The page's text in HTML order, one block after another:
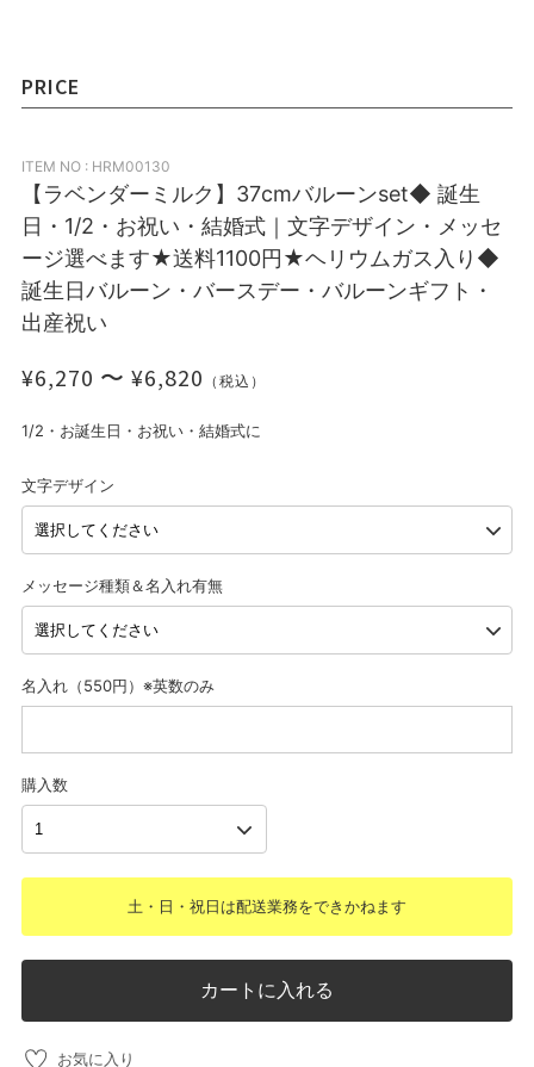
PRICE
ITEM NO : HRM00130
【ラベンダーミルク】37cmバルーンset◆ 誕生
日・1/2・お祝い・結婚式｜文字デザイン・メッセ
ージ選べます★送料1100円★ヘリウムガス入り◆
誕生日バルーン・バースデー・バルーンギフト・
出産祝い
¥6,270 〜 ¥6,820 （税込）
1/2・お誕生日・お祝い・結婚式に
文字デザイン
メッセージ種類＆名入れ有無
名入れ（550円）※英数のみ
購入数
土・日・祝日は配送業務をできかねます
カートに入れる
お気に入り